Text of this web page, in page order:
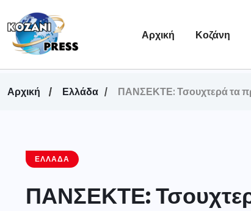
Αρχική Κοζάνη
Αρχική Ελλάδα ΠΑΝΣΕΚΤΕ: Τσουχτερά τα
ΕΛΛΆΔΑ
ΠΑΝΣΕΚΤΕ: